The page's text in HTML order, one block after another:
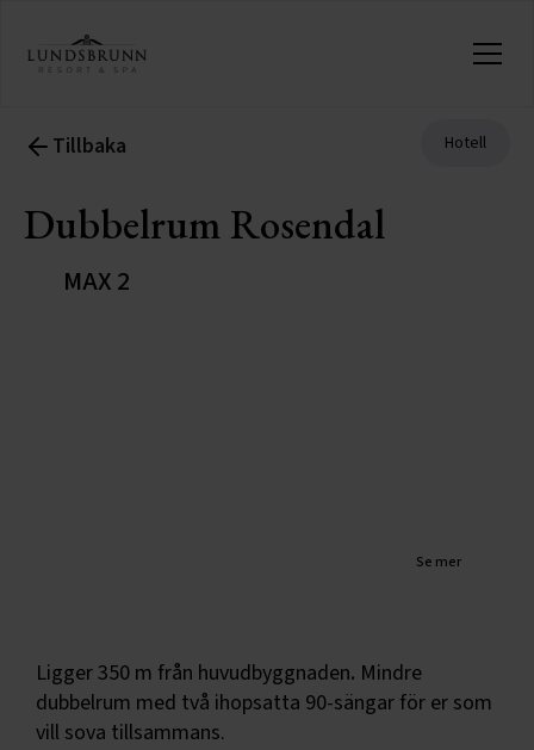
Tillbaka Hotell
Dubbelrum Rosendal
MAX 2
Se mer
Ligger 350 m från huvudbyggnaden. Mindre
dubbelrum med två ihopsatta 90-sängar för er som
vill sova tillsammans.